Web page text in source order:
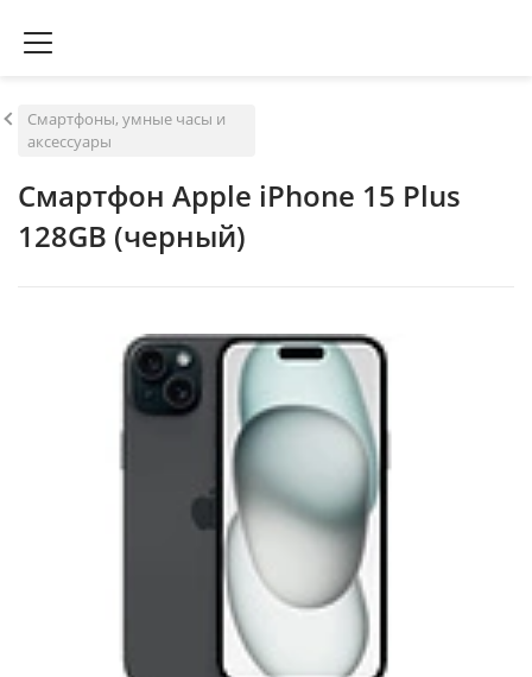
Смартфоны, умные часы и
аксессуары
Смартфон Apple iPhone 15 Plus
128GB (черный)